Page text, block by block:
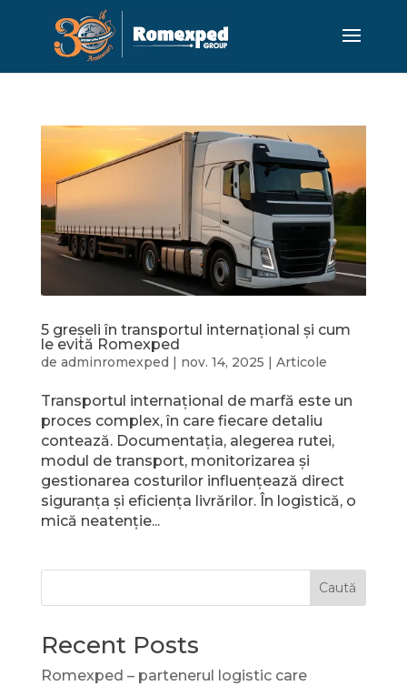
5 greșeli în transportul internațional și cum
le evită Romexped
de adminromexped nov. 14, 2025 Articole
Transportul internațional de marfă este un
proces complex, în care fiecare detaliu
contează. Documentația, alegerea rutei,
modul de transport, monitorizarea și
gestionarea costurilor influențează direct
siguranța și eficiența livrărilor. În logistică, o
mică neatenție...
Caută
Recent Posts
Romexped – partenerul logistic care